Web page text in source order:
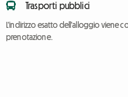
Trasporti pubblici
L'indirizzo esatto dell'alloggio viene
prenotazione.